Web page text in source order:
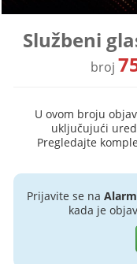
Službeni
broj
U ovom broju
uključujući
Pregledajte
Prijavite se na
kada je